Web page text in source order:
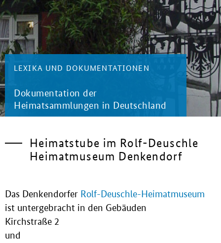
LEXIKA UND DOKUMENTATIONEN
Dokumentation der
Heimatsammlungen in Deutschland
Heimatstube im Rolf-Deuschle
Heimatmuseum Denkendorf
Das Denkendorfer Rolf-Deuschle-Heimatmuseum
ist untergebracht in den Gebäuden
Kirchstraße 2
und